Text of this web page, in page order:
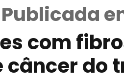
com
câncer do